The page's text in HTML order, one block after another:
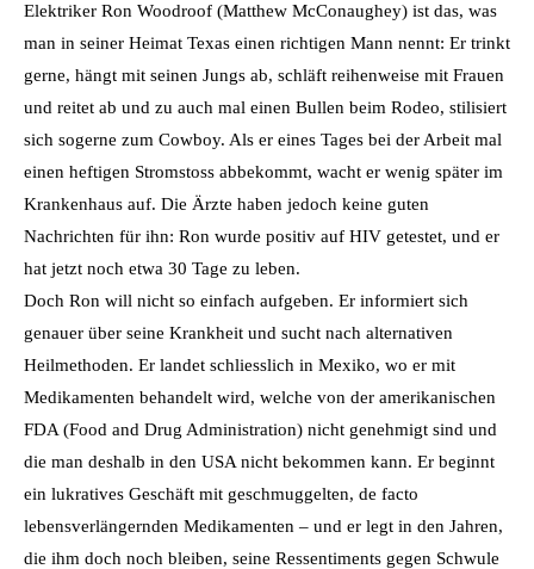
Elektriker Ron Woodroof (Matthew McConaughey) ist das, was
man in seiner Heimat Texas einen richtigen Mann nennt: Er trinkt
gerne, hängt mit seinen Jungs ab, schläft reihenweise mit Frauen
und reitet ab und zu auch mal einen Bullen beim Rodeo, stilisiert
sich sogerne zum Cowboy. Als er eines Tages bei der Arbeit mal
einen heftigen Stromstoss abbekommt, wacht er wenig später im
Krankenhaus auf. Die Ärzte haben jedoch keine guten
Nachrichten für ihn: Ron wurde positiv auf HIV getestet, und er
hat jetzt noch etwa 30 Tage zu leben.
Doch Ron will nicht so einfach aufgeben. Er informiert sich
genauer über seine Krankheit und sucht nach alternativen
Heilmethoden. Er landet schliesslich in Mexiko, wo er mit
Medikamenten behandelt wird, welche von der amerikanischen
FDA (Food and Drug Administration) nicht genehmigt sind und
die man deshalb in den USA nicht bekommen kann. Er beginnt
ein lukratives Geschäft mit geschmuggelten, de facto
lebensverlängernden Medikamenten – und er legt in den Jahren,
die ihm doch noch bleiben, seine Ressentiments gegen Schwule